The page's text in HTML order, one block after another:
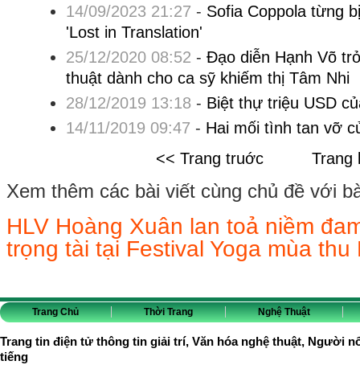
14/09/2023 21:27 - Sofia Coppola từng
'Lost in Translation'
25/12/2020 08:52 - Đạo diễn Hạnh Võ
thuật dành cho ca sỹ khiếm thị Tâm Nhi
28/12/2019 13:18 - Biệt thự triệu USD
14/11/2019 09:47 - Hai mối tình tan vỡ
<< Trang truớc
Trang
Xem thêm các bài viết cùng chủ đề với
HLV Hoàng Xuân lan toả niềm
trọng tài tại Festival Yoga mùa thu
Trang Chủ Thời Trang Nghệ Thuật
Trang tin điện tử thông tin giải trí, Văn hóa nghệ thuật, Người
tiếng